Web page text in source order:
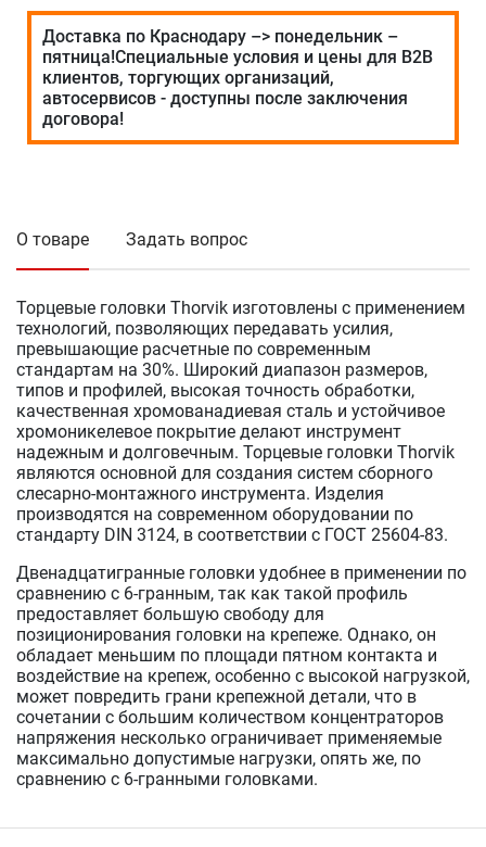
Доставка по Краснодару –> понедельник –
пятница!Специальные условия и цены для В2В
клиентов, торгующих организаций,
автосервисов - доступны после заключения
договора!
О товаре Задать вопрос
Торцевые головки Thorvik изготовлены с применением
технологий, позволяющих передавать усилия,
превышающие расчетные по современным
стандартам на 30%. Широкий диапазон размеров,
типов и профилей, высокая точность обработки,
качественная хромованадиевая сталь и устойчивое
хромоникелевое покрытие делают инструмент
надежным и долговечным. Торцевые головки Thorvik
являются основной для создания систем сборного
слесарно-монтажного инструмента. Изделия
производятся на современном оборудовании по
стандарту DIN 3124, в соответствии с ГОСТ 25604-83.
Двенадцатигранные головки удобнее в применении по
сравнению с 6-гранным, так как такой профиль
предоставляет большую свободу для
позиционирования головки на крепеже. Однако, он
обладает меньшим по площади пятном контакта и
воздействие на крепеж, особенно с высокой нагрузкой,
может повредить грани крепежной детали, что в
сочетании с большим количеством концентраторов
напряжения несколько ограничивает применяемые
максимально допустимые нагрузки, опять же, по
сравнению с 6-гранными головками.